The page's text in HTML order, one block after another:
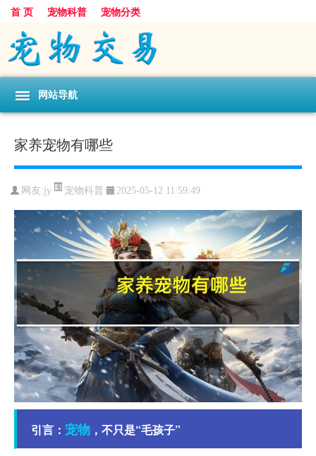
首 页 宠物科普 宠物分类
网站导航
家养宠物有哪些
网友:jy 宠物科普 2025-05-12 11:59:49
引言： 宠物 ，不只是“毛孩子”